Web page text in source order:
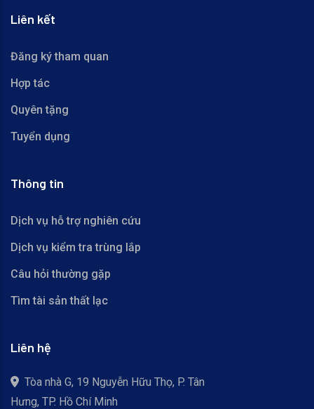
Liên kết
Đăng ký tham quan
Hợp tác
Quyên tặng
Tuyển dụng
Thông tin
Dịch vụ hỗ trợ nghiên cứu
Dịch vụ kiểm tra trùng lắp
Câu hỏi thường gặp
Tìm tài sản thất lạc
Liên hệ
Tòa nhà G, 19 Nguyễn Hữu Thọ, P. Tân
Hưng, TP. Hồ Chí Minh